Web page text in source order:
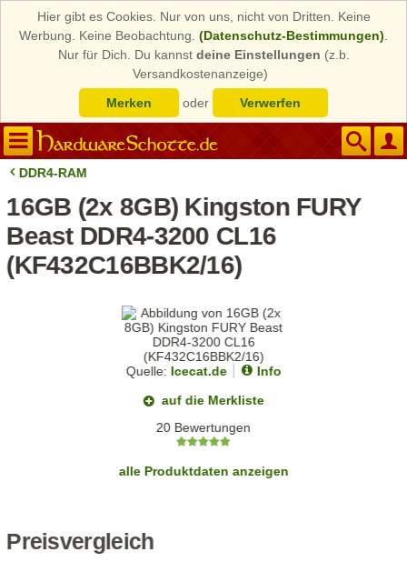
Hier gibt es Cookies. Nur von uns, nicht von Dritten. Keine
Werbung. Keine Beobachtung. (Datenschutz-Bestimmungen)
Nur für Dich. Du kannst deine Einstellungen (z.b.
Versandkostenanzeige)
Merken
oder Verwerfen
DDR4-RAM
16GB (2x 8GB) Kingston FURY
Beast DDR4-3200 CL16
(KF432C16BBK2/16)
Quelle: Icecat.de
Info
auf die Merkliste
20 Bewertungen
alle Produktdaten anzeigen
Preisvergleich